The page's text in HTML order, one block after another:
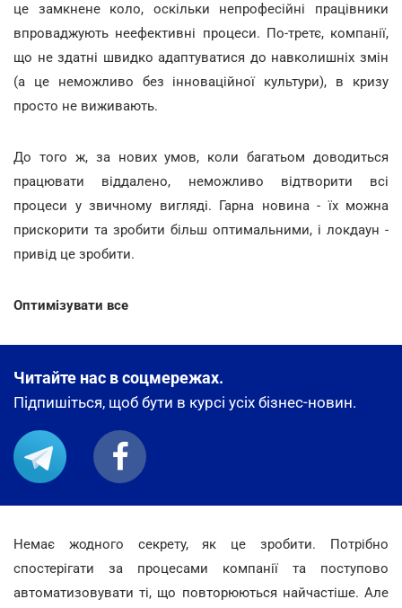
це замкнене коло, оскільки непрофесійні працівники
впроваджують неефективні процеси. По-третє, компанії,
що не здатні швидко адаптуватися до навколишніх змін
(а це неможливо без інноваційної культури), в кризу
просто не виживають.
До того ж, за нових умов, коли багатьом доводиться
працювати віддалено, неможливо відтворити всі
процеси у звичному вигляді. Гарна новина - їх можна
прискорити та зробити більш оптимальними, і локдаун -
привід це зробити.
Оптимізувати все
Читайте нас в соцмережах.
Підпишіться, щоб бути в курсі усіх бізнес-новин.
Немає жодного секрету, як це зробити. Потрібно
спостерігати за процесами компанії та поступово
автоматизовувати ті, що повторюються найчастіше. Але